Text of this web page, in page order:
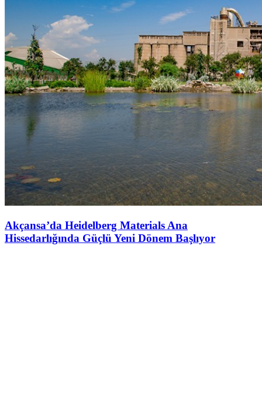
Akçansa’da Heidelberg Materials Ana
Hissedarlığında Güçlü Yeni Dönem Başlıyor